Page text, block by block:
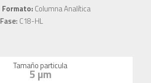
Formato: Columna Analítica
Fase: C18-HL
Tamaño particula
5 µm